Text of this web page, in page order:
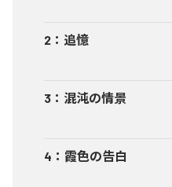
2 ： 追憶
3 ： 混沌の情景
4 ： 霞色の告白